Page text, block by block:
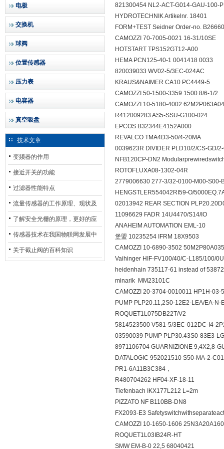
电极
交换机
球阀
位置传感器
压力表
电容器
真空吸盘
技术文章
变频器的作用
接近开关的功能
过滤器性能特点
流量传感器的工作原理、现状及
其发展前景
了解安全光栅的原理，更好的应
用安全光栅
传感器技术在我国物联网发展中
的地位*
关于截止阀的百科知识
821300454 NL2-ACT-G014-GAU-
HYDROTECHNIK Artikelnr. 18401
FORM+TEST Seidner Order-no.
CAMOZZI 70-7005-0021 16-31/10SE
HOTSTART TPS152GT12-A00
HEMA PCN125-40-1 0041418 0033
820039033 WV02-5/3EC-024AC
KRAUS&NAIMER CA10 PC4449-5
CAMOZZI 50-1500-3359 1500 8/6-1/2
CAMOZZI 10-5180-4002
R412009283 AS5-SSU-G100-024
EPCOS B32344E4152A000
REVALCO TMA4D3-50/4-20MA
0039623R DIVIDER PLD10/2/CS-
NFB120CP-DN2
ROTOFLUXA08-1302-04R
2779006630 277-3/32-0100-M00-
HENGSTLER554042RI59-O/
02013942 REAR SECTION
11096629 FADR 14U4470/S14/IO
ANAHEIM AUTOMATION EML-10
堡盟 10235254 IFRM 18X9503
CAMOZZI 10-6890-3502
Vaihinger HIF-FV100/40/C-L185/100/
heidenhain 735117-61 instead of
minarik MM23101C
CAMOZZI 20-3704-0010011 HP1H-
PUMP PLP20.11,2S0-12E2-LEA/EA-
ROQUET1L075DB22T/V2
5814523500 V581-5/3EC-012DC-I4-
03590039 PUMP PLP30.43S0-83E3-
8971106704 GUARNIZIONE 9,4X2,8-
DATALOGIC 952021510 S50-MA-2-
PR1-6A11B3C384，
R480704262 HF04-XF-18-11
Tiefenbach IKX177L212 L=2m
PIZZATO NF B110BB-DN8
FX2093-E3
CAMOZZI 10-1650-1606
ROQUET1L03IB24R-HT
SMW EM-B-0 22,5 68040421